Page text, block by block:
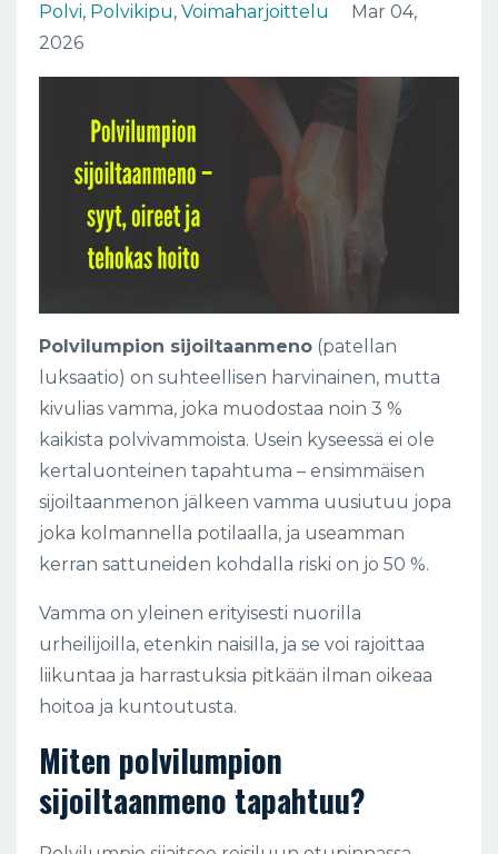
Polvi Polvikipu Voimaharjoittelu
Mar 04,
2026
Polvilumpion sijoiltaanmeno (patellan
luksaatio) on suhteellisen harvinainen, mutta
kivulias vamma, joka muodostaa noin 3 %
kaikista polvivammoista. Usein kyseessä ei ole
kertaluonteinen tapahtuma – ensimmäisen
sijoiltaanmenon jälkeen vamma uusiutuu jopa
joka kolmannella potilaalla, ja useamman
kerran sattuneiden kohdalla riski on jo 50 %.
Vamma on yleinen erityisesti nuorilla
urheilijoilla, etenkin naisilla, ja se voi rajoittaa
liikuntaa ja harrastuksia pitkään ilman oikeaa
hoitoa ja kuntoutusta.
Miten polvilumpion
sijoiltaanmeno tapahtuu?